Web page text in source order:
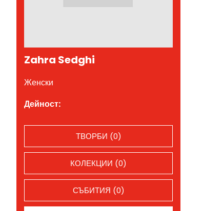
Zahra Sedghi
Женски
Дейност:
ТВОРБИ (0)
КОЛЕКЦИИ (0)
СЪБИТИЯ (0)